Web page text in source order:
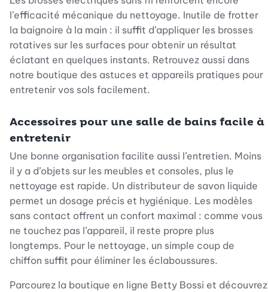
l’efficacité mécanique du nettoyage. Inutile de frotter
la baignoire à la main : il suffit d’appliquer les brosses
rotatives sur les surfaces pour obtenir un résultat
éclatant en quelques instants. Retrouvez aussi dans
notre boutique des astuces et appareils pratiques pour
entretenir vos sols facilement.
Accessoires pour une salle de bains facile à
entretenir
Une bonne organisation facilite aussi l’entretien. Moins
il y a d’objets sur les meubles et consoles, plus le
nettoyage est rapide. Un distributeur de savon liquide
permet un dosage précis et hygiénique. Les modèles
sans contact offrent un confort maximal : comme vous
ne touchez pas l’appareil, il reste propre plus
longtemps. Pour le nettoyage, un simple coup de
chiffon suffit pour éliminer les éclaboussures.
Parcourez la boutique en ligne Betty Bossi et découvrez